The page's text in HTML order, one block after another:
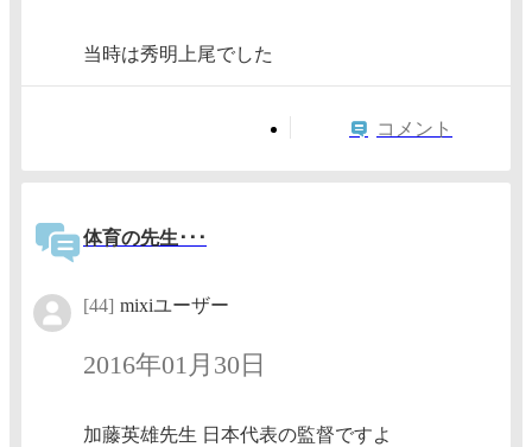
当時は秀明上尾でした
コメント
体育の先生･･･
[44] mixiユーザー
2016年01月30日
加藤英雄先生 日本代表の監督ですよ